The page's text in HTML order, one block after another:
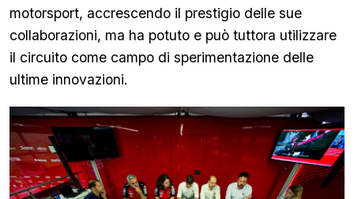
motorsport, accrescendo il prestigio delle sue
collaborazioni, ma ha potuto e può tuttora utilizzare
il circuito come campo di sperimentazione delle
ultime innovazioni.